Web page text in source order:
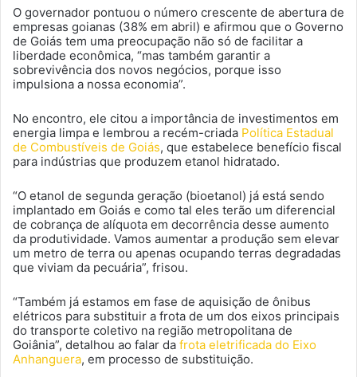
O governador pontuou o número crescente de abertura de
empresas goianas (38% em abril) e afirmou que o Governo
de Goiás tem uma preocupação não só de facilitar a
liberdade econômica, “mas também garantir a
sobrevivência dos novos negócios, porque isso
impulsiona a nossa economia”.
No encontro, ele citou a importância de investimentos em
energia limpa e lembrou a recém-criada Política Estadual
de Combustíveis de Goiás, que estabelece benefício fiscal
para indústrias que produzem etanol hidratado.
“O etanol de segunda geração (bioetanol) já está sendo
implantado em Goiás e como tal eles terão um diferencial
de cobrança de alíquota em decorrência desse aumento
da produtividade. Vamos aumentar a produção sem elevar
um metro de terra ou apenas ocupando terras degradadas
que viviam da pecuária”, frisou.
“Também já estamos em fase de aquisição de ônibus
elétricos para substituir a frota de um dos eixos principais
do transporte coletivo na região metropolitana de
Goiânia”, detalhou ao falar da frota eletrificada do Eixo
Anhanguera, em processo de substituição.